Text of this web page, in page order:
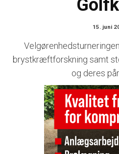
15. juni
brystkræftforskning samt
og deres